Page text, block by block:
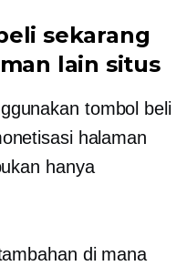
sekarang
lain situs
tombol beli
halaman
hanya
di mana